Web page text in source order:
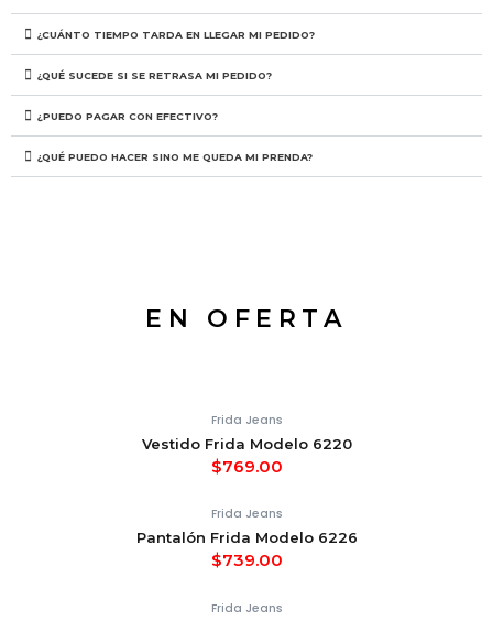
¿CUÁNTO TIEMPO TARDA EN LLEGAR MI PEDIDO?
¿QUÉ SUCEDE SI SE RETRASA MI PEDIDO?
¿PUEDO PAGAR CON EFECTIVO?
¿QUÉ PUEDO HACER SINO ME QUEDA MI PRENDA?
EN OFERTA
Frida Jeans
Vestido Frida Modelo 6220
$769.00
Frida Jeans
Pantalón Frida Modelo 6226
$739.00
Frida Jeans